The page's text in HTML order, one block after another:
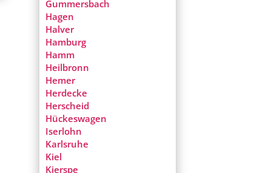
Gummersbach
Hagen
Halver
Hamburg
Hamm
Heilbronn
Hemer
Herdecke
Herscheid
Hückeswagen
Iserlohn
Karlsruhe
Kiel
Kierspe